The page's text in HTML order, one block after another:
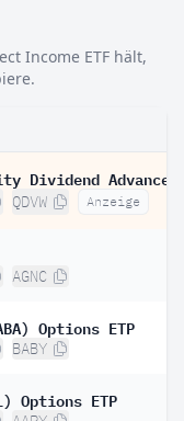
Income ETF hält,
QDVW Anzeige
AGNC
Options ETP
BABY
Options ETP